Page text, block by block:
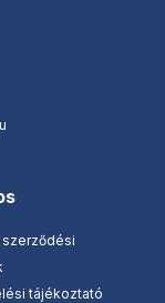
szerződési
tájékoztató